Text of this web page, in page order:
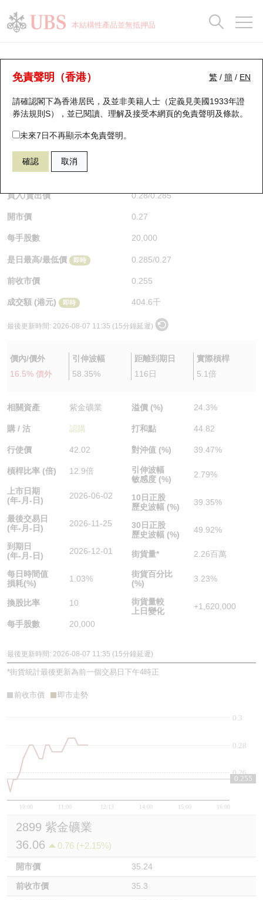
本結構性產品並無抵押品
繁 / 簡 / EN
免責聲明（香港）
請確認閣下為香港居民，及並非美籍人士（定義見美國1933年證
券法規則S），並已閱讀、理解及接受本網頁的免責聲明及條款。
未來7日不再顯示本免責聲明。
確認 取消
認股證分析儀
表現 街貨統計 比較
13053 瑞銀認購 2899 紫金礦業
$0.28 0.025 (+9.8%)
買入/賣出價 0.28/0.285
開市價 0.27
每手股數 20,000
是日最高/最低價 即時 0.285/0.27
前收市價 0.255
成交額 (港元) 即時 404.6千
最後更新時間: 2026-08-07 11:35 (15分鐘延遲)
價內/價外
16.5% 價外
引伸波幅
58.35%
距離到期日
116日
實際槓桿
5.1倍
相關資產 紫金礦業
購 / 沽 認購
行使價 42.02
槓桿比率 (倍) 12.9倍
上市日期
(年-月-日)
2026-06-02
最後交易日
(年-月-日)
2026-11-25
到期日
(年-月-日)
2026-12-01
每日時間值
損耗(%)
1.03%
換股比率 10
每手股數 20,000
溢價 (%) 24.3%
打和點 44.82
對沖值 (%) 39.47%
引伸波幅
敏感度 (%)
2.79%
10日正股
歷史波幅 (%)
39.35%
30日正股
歷史波幅 (%)
49.92%
街貨量* 2.26百萬
街貨百分比
(%)
3.23%
街貨量較
上日變化
+1,620,000
最後更新時間: 2026-08-07 11:35 (15分鐘延遲)
*街貨統計最後更新為前一個交易日下午4時正
前收市價 即市走勢
10:00 11:00 12/13 14:00 15:00 16:00
0.26
0.28
0.3
0.255
2899 紫金礦業
36.06
0.76 (+2.15%)
開市價 35.24
前收市價 35.3
瑞銀認股證一覽
新發行瑞銀認股證
即將到期認股證
認股證到期結算價查詢
認股證分析儀
認股證速算機
認股證/牛熊證日誌
認股證文件及公告
街貨統計
比較
牛熊全景快搜
牛熊證搜尋
牛熊證街貨分佈圖
正股牛熊證列表
新發行瑞銀牛熊證
已收回牛熊證剩餘價值
牛熊證到期結算價查詢
牛熊證分析儀
街貨統計
比較
十大升幅/跌幅
十大認股證成交分佈
十天股證佔大市成交
資金流
街貨統計
三十大平均引伸波幅
正股分析儀
二十大活躍股份
恒指成份股
國指成份股
科指成份股
相關資產沽空
中資ETFs溢價比較
AH 股價對照
持股比重
顯示所有持股比重
每月輪證大市專題
輪證專欄
講座及教育短片
認股證投資者教育
牛熊證投資者教育
認股證牛熊證常問問題